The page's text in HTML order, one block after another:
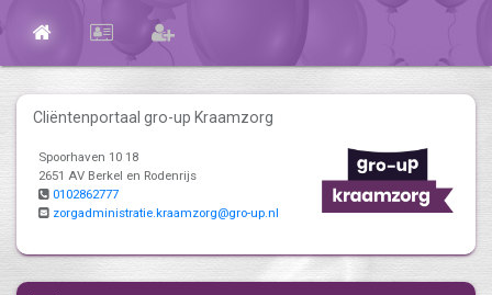
Cliëntenportaal gro-up Kraamzorg
Spoorhaven 10 18
2651 AV Berkel en Rodenrijs
0102862777
zorgadministratie.kraamzorg@gro-up.nl